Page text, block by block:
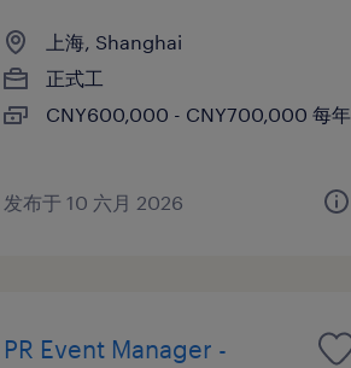
上海, Shanghai
正式工
CNY600,000 - CNY700,000 每年
发布于 10 六月 2026
PR Event Manager -